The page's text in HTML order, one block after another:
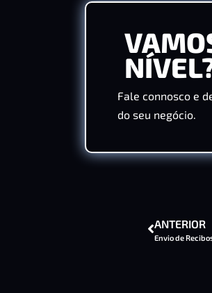
Fale connosco e
do seu negócio.
ANTERIOR
Envio de